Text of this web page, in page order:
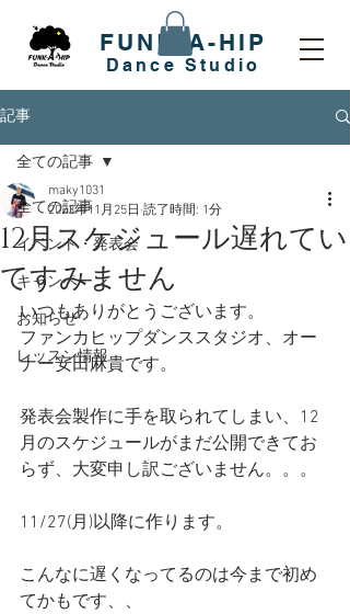
FUNK-A-HIP
​Dance Studio
記事
全ての記事
イベント・発表会
キャンペーン
お知らせ
レッスン情報
全ての記事
12月スケジュール遅れてい
てすみません
maky1031
2023年11月25日 読了時間: 1分
いつもありがとうございます。
ファンカヒップダンススタジオ、オー
ナー安田麻貴です。
発表会製作に手を取られてしまい、12
月のスケジュールがまだ公開できてお
らず、大変申し訳ございません。。。
11/27(月)以降に作ります。
こんなに遅くなってるのは今まで初め
てかもです、、